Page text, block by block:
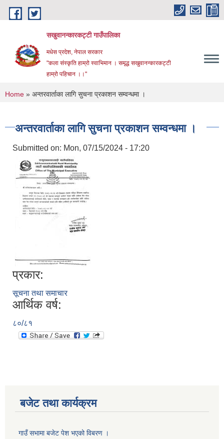
Skip to main content
सखुवानन्कारकट्टी गाउँपालिका
मधेस प्रदेश, नेपाल सरकार
"कला संस्कृति हाम्रो स्वाभिमान । समृद्ध सखुवानन्कारकट्टी
हाम्रो पहिचान ।।"
You are here
Home » अन्तरवार्ताका लागि सुचना प्रकाशन सम्वन्धमा ।
अन्तरवार्ताका लागि सुचना प्रकाशन सम्वन्धमा ।
Submitted on: Mon, 07/15/2024 - 17:20
प्रकार:
सूचना तथा समाचार
आर्थिक वर्ष:
८०/८१
बजेट तथा कार्यक्रम
गाउँ सभामा बजेट पेश भएको विबरण ।